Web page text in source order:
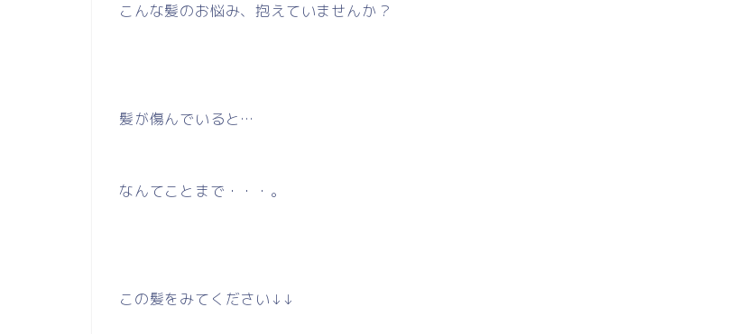
こんな髪のお悩み、抱えていませんか？
髪が傷んでいると…
なんてことまで・・・。
この髪をみてください↓↓